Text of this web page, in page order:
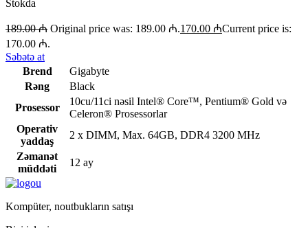
Stokda
189.00₼ Original price was: 189.00 ₼.170.00 ₼Current price is:
170.00 ₼.
Səbətə at
Brend
Gigabyte
Rəng
Black
Prosessor
10cu/11ci nəsil Intel® Core™, Pentium® Gold və
Celeron® Prosessorlar
Operativ
yaddaş
2 x DIMM, Max. 64GB, DDR4 3200 MHz
Zəmanət
müddəti
12 ay
Kompüter, noutbukların satışı